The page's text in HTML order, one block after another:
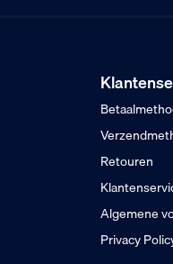
Retouren
Algemene
Privacy